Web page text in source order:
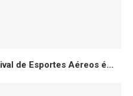
de Esportes Aéreos é...